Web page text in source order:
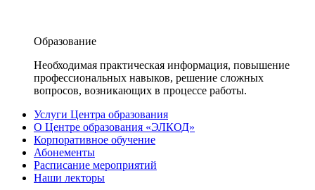
Образование
Необходимая практическая информация, повышение
профессиональных навыков, решение сложных
вопросов, возникающих в процессе работы.
Услуги Центра образования
О Центре образования «ЭЛКОД»
Корпоративное обучение
Абонементы
Расписание мероприятий
Наши лекторы